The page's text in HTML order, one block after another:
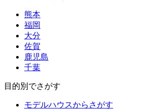
熊本
福岡
大分
佐賀
鹿児島
千葉
目的別でさがす
モデルハウスからさがす